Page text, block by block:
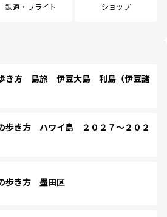
鉄道・フライト ショップ
き方 島旅 伊豆大島 利島（伊豆諸
歩き方 ハワイ島 ２０２７～２０２
歩き方 墨田区